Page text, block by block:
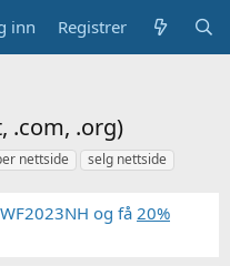
inn Registrer
.com, .org)
nettside selg nettside
og få 20%